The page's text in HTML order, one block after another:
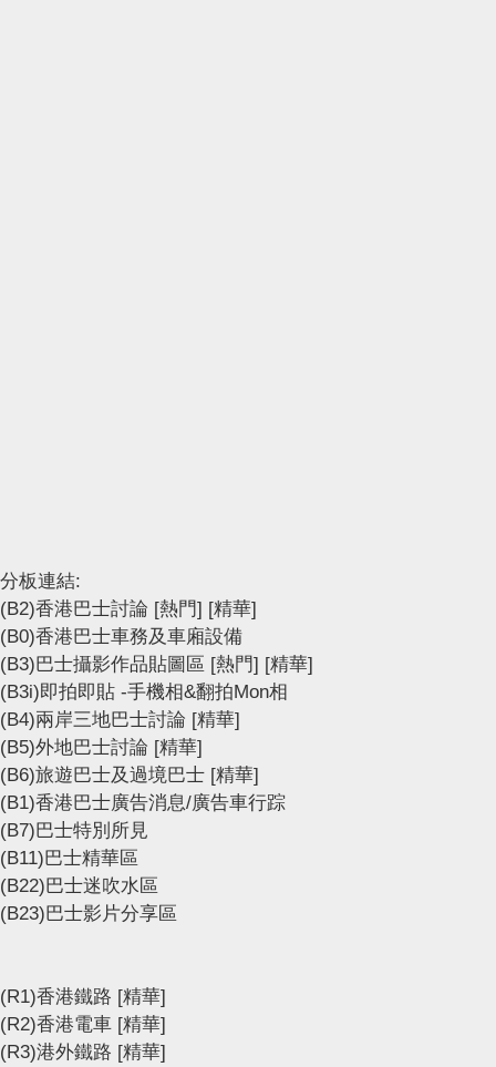
分板連結:
(B2)香港巴士討論 [熱門] [精華]
(B0)香港巴士車務及車廂設備
(B3)巴士攝影作品貼圖區 [熱門] [精華]
(B3i)即拍即貼 -手機相&翻拍Mon相
(B4)兩岸三地巴士討論 [精華]
(B5)外地巴士討論 [精華]
(B6)旅遊巴士及過境巴士 [精華]
(B1)香港巴士廣告消息/廣告車行踪
(B7)巴士特別所見
(B11)巴士精華區
(B22)巴士迷吹水區
(B23)巴士影片分享區
(R1)香港鐵路 [精華]
(R2)香港電車 [精華]
(R3)港外鐵路 [精華]